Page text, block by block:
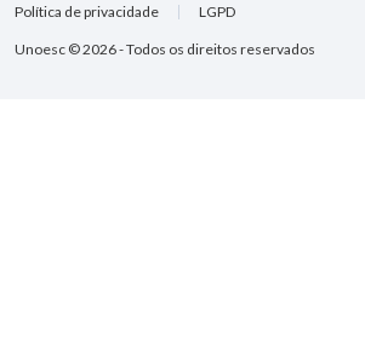
Unoesc © 2026 - Todos os direitos reservados
Política de privacidade LGPD